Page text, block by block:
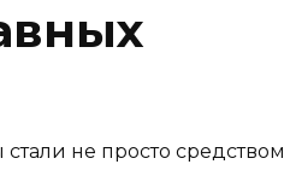
не просто средством